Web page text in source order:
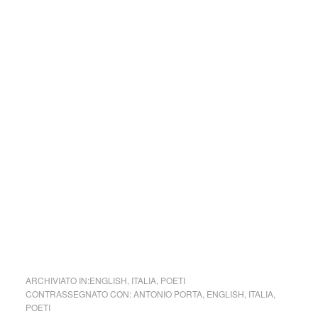
ARCHIVIATO IN:ENGLISH ITALIA, POETI
CONTRASSEGNATO CON:ANTONIO PORTA, ENGLISH ITALIA,
POETI